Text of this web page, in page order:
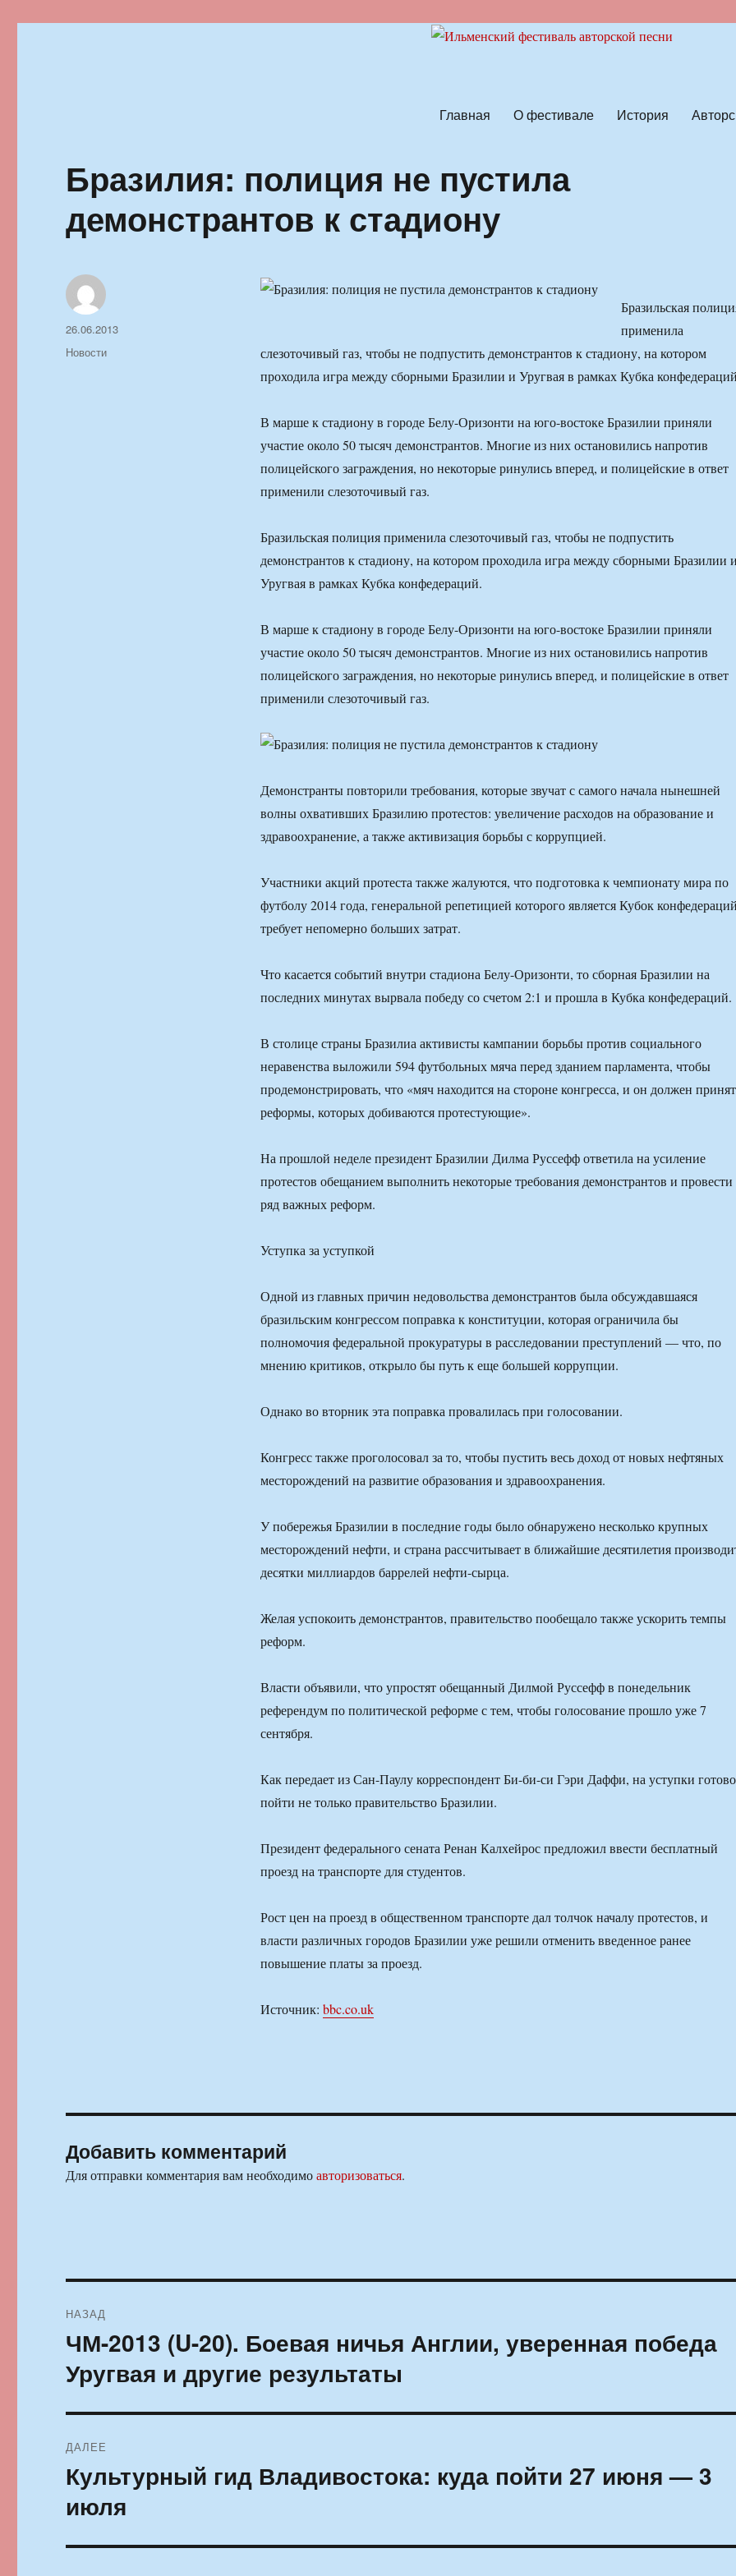
Главная О фестивале История
Бразилия: полиция не пустила
демонстрантов к стадиону
Бразильская
применила
слезоточивый газ, чтобы не подпустить демонстрантов к стадиону, на котором
проходила игра между сборными Бразилии и Уругвая в рамках Кубка
В марше к стадиону в городе Белу-Оризонти на юго-востоке Бразилии приняли
участие около 50 тысяч демонстрантов. Многие из них остановились напротив
полицейского заграждения, но некоторые ринулись вперед, и полицейские в ответ
применили слезоточивый газ.
Бразильская полиция применила слезоточивый газ, чтобы не подпустить
демонстрантов к стадиону, на котором проходила игра между сборными Бразилии
Уругвая в рамках Кубка конфедераций.
В марше к стадиону в городе Белу-Оризонти на юго-востоке Бразилии приняли
участие около 50 тысяч демонстрантов. Многие из них остановились напротив
полицейского заграждения, но некоторые ринулись вперед, и полицейские в ответ
применили слезоточивый газ.
Демонстранты повторили требования, которые звучат с самого начала нынешней
волны охвативших Бразилию протестов: увеличение расходов на образование и
здравоохранение, а также активизация борьбы с коррупцией.
Участники акций протеста также жалуются, что подготовка к чемпионату мира по
футболу 2014 года, генеральной репетицией которого является Кубок
требует непомерно больших затрат.
Что касается событий внутри стадиона Белу-Оризонти, то сборная Бразилии на
последних минутах вырвала победу со счетом 2:1 и прошла в Кубка конфедераций.
В столице страны Бразилиа активисты кампании борьбы против социального
неравенства выложили 594 футбольных мяча перед зданием парламента, чтобы
продемонстрировать, что «мяч находится на стороне конгресса, и он должен
реформы, которых добиваются протестующие».
На прошлой неделе президент Бразилии Дилма Руссефф ответила на усиление
протестов обещанием выполнить некоторые требования демонстрантов и провести
ряд важных реформ.
Уступка за уступкой
Одной из главных причин недовольства демонстрантов была обсуждавшаяся
бразильским конгрессом поправка к конституции, которая ограничила бы
полномочия федеральной прокуратуры в расследовании преступлений — что, по
мнению критиков, открыло бы путь к еще большей коррупции.
Однако во вторник эта поправка провалилась при голосовании.
Конгресс также проголосовал за то, чтобы пустить весь доход от новых нефтяных
месторождений на развитие образования и здравоохранения.
У побережья Бразилии в последние годы было обнаружено несколько крупных
месторождений нефти, и страна рассчитывает в ближайшие десятилетия
десятки миллиардов баррелей нефти-сырца.
Желая успокоить демонстрантов, правительство пообещало также ускорить темпы
реформ.
Власти объявили, что упростят обещанный Дилмой Руссефф в понедельник
референдум по политической реформе с тем, чтобы голосование прошло уже 7
сентября.
Как передает из Сан-Паулу корреспондент Би-би-си Гэри Даффи, на уступки готово
пойти не только правительство Бразилии.
Президент федерального сената Ренан Калхейрос предложил ввести бесплатный
проезд на транспорте для студентов.
Рост цен на проезд в общественном транспорте дал толчок началу протестов, и
власти различных городов Бразилии уже решили отменить введенное ранее
повышение платы за проезд.
Источник: bbc.co.uk
Автор
Опубликовано
26.06.2013
Рубрики
Новости
Добавить комментарий
Для отправки комментария вам необходимоавторизоваться.
по
записям
НАЗАД
Предыдущая
ЧМ-2013 (U-20). Боевая ничья Англии, уверенная победа
Уругвая и другие результаты
ДАЛЕЕ
Следующая
запись:
Культурный гид Владивостока: куда пойти 27 июня — 3
июля